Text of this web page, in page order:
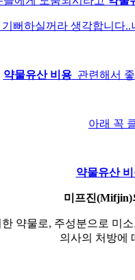
뻐하실꺼라 생각합니다
약물유산 비용관련해서 좋
아래 꼭
약물유산
미프진(Mifjin)
약물로, 주성분으로 미
의사의 처방에